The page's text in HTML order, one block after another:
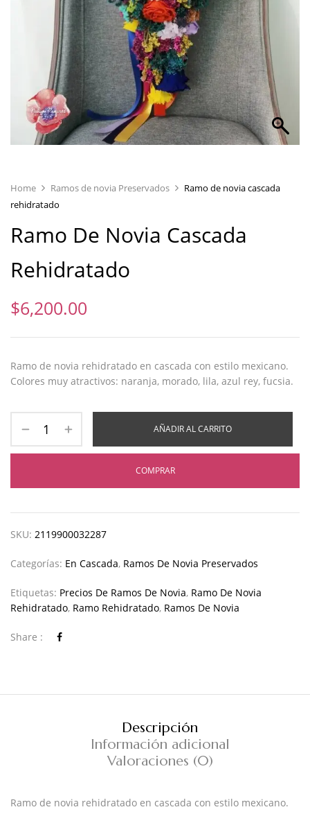
Home Ramos de novia Preservados
Ramo de novia cascada
rehidratado
Ramo De Novia Cascada
Rehidratado
$6,200.00
Ramo de novia rehidratado en cascada con estilo mexicano.
Colores muy atractivos: naranja, morado, lila, azul rey, fucsia.
AÑADIR AL CARRITO
COMPRAR
SKU: 2119900032287
Categorías: En Cascada, Ramos De Novia Preservados
Etiquetas: Precios De Ramos De Novia, Ramo De Novia
Rehidratado, Ramo Rehidratado, Ramos De Novia
Share :
Descripción
Información adicional
Valoraciones (0)
Ramo de novia rehidratado en cascada con estilo mexicano.